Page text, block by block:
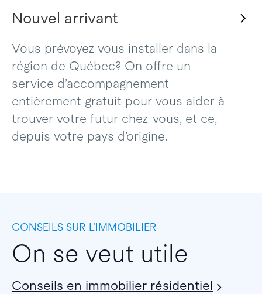
Nouvel arrivant
Vous prévoyez vous installer dans la
région de Québec? On offre un
service d’accompagnement
entièrement gratuit pour vous aider à
trouver votre futur chez-vous, et ce,
depuis votre pays d’origine.
CONSEILS SUR L’IMMOBILIER
On se veut utile
Conseils en immobilier résidentiel